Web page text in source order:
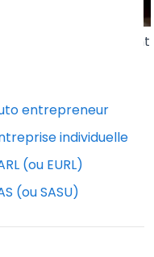
et rapidement
entrepreneur
individuelle
(ou EURL)
(ou SASU)